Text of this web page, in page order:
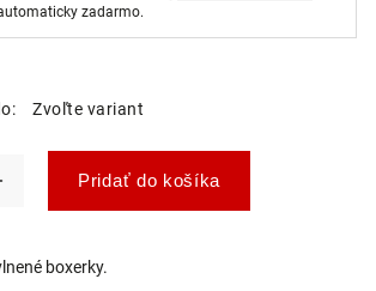
Zvoľte variant
Pridať do košíka
zadarmo.
boxerky.